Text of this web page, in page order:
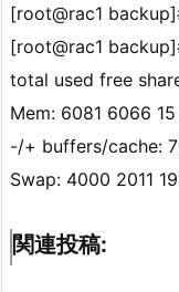
[root@rac1
[root@rac1
total used free
Mem: 6081 6066
-/+ buffers/cache:
Swap: 4000 2011
関連投稿: